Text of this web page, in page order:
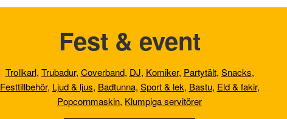
Fest & event
Trollkarl, Trubadur, Coverband, DJ, Komiker, Partytält, Snacks,
Festtillbehör, Ljud & ljus, Badtunna, Sport & lek, Bastu, Eld & fakir,
Popcornmaskin, Klumpiga servitörer